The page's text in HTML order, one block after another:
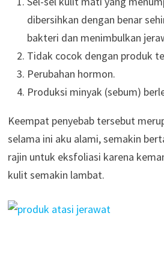
dibersihkan dengan benar
bakteri dan menimbulkan
Tidak cocok dengan produk
Perubahan hormon.
Produksi minyak (sebum)
Keempat penyebab tersebut
selama ini aku alami, semakin
rajin untuk eksfoliasi karena
kulit semakin lambat.